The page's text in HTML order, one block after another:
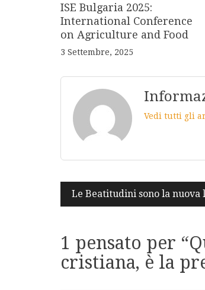
ISE Bulgaria 2025:
International Conference
on Agriculture and Food
3 Settembre, 2025
Vedi tutti gli
Navigazione
articoli
Le Beatitudini sono la nuova
1 pensato per “
cristiana, è la